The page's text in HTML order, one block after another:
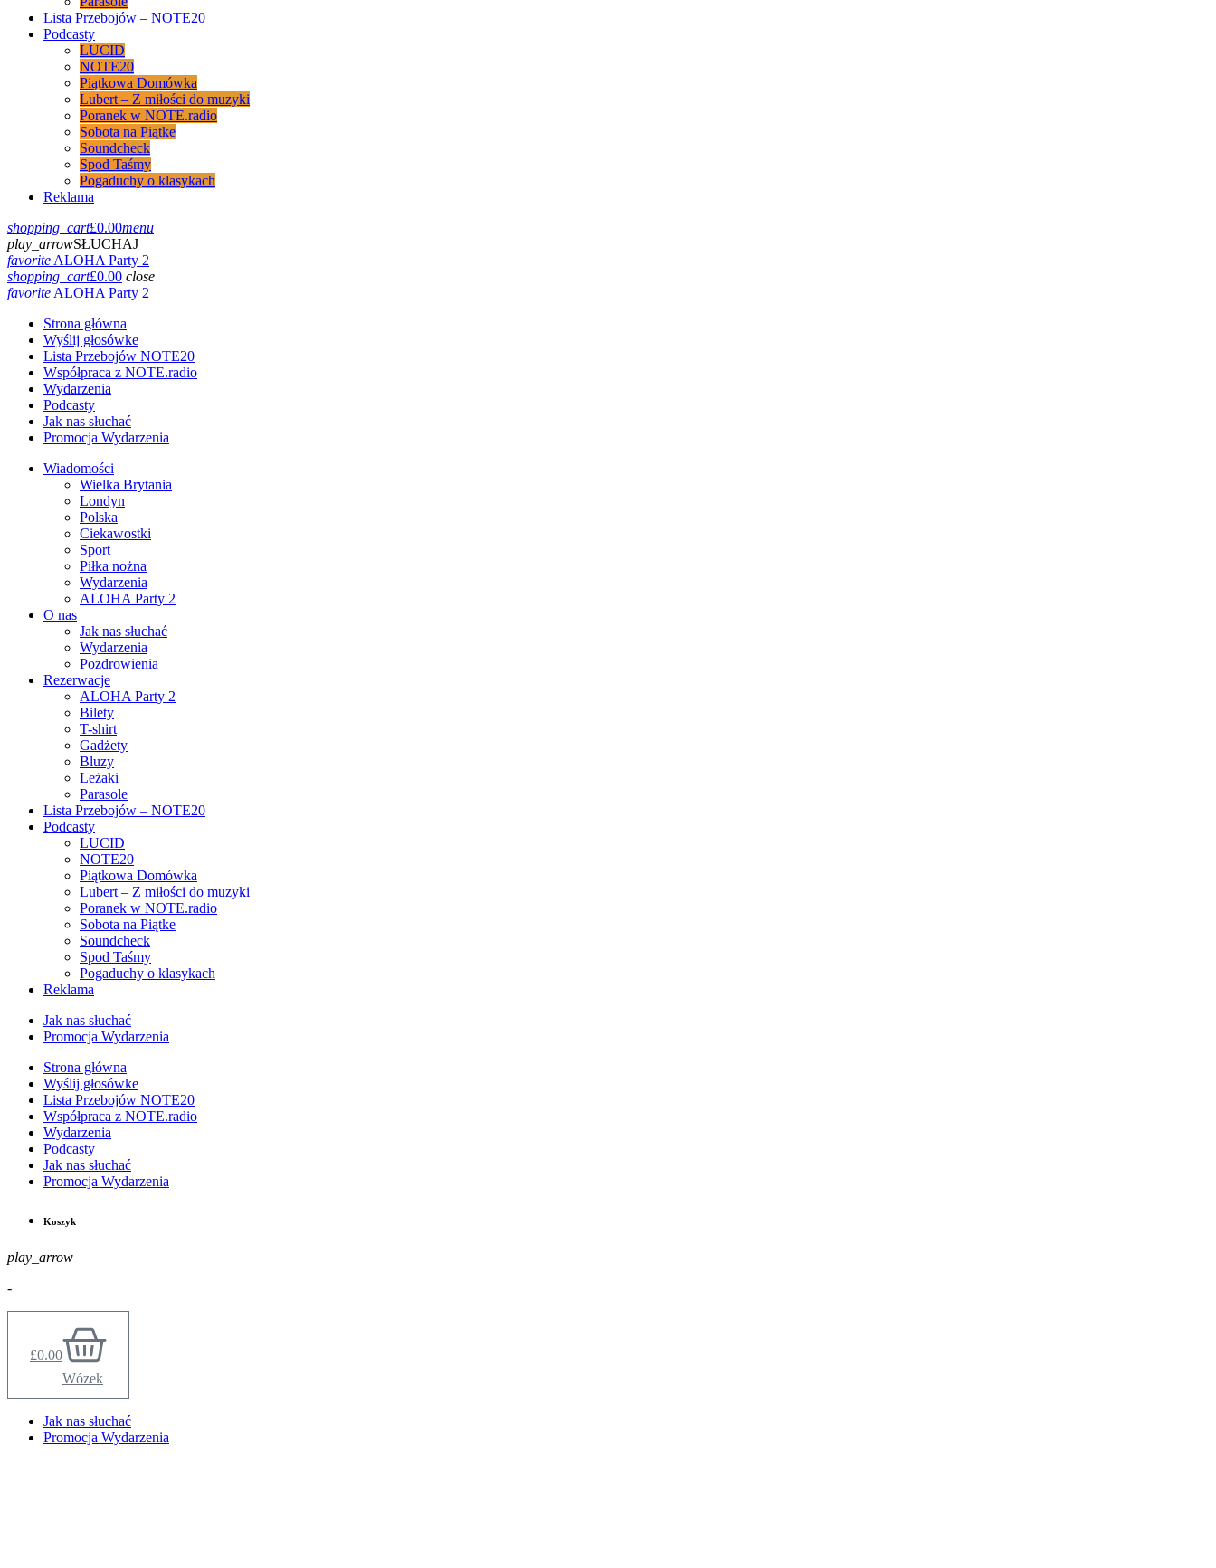
Lista Przebojów – NOTE20
Podcasty
LUCID
NOTE20
Piątkowa Domówka
Lubert – Z miłości do muzyki
Poranek w NOTE.radio
Sobota na Piątke
Soundcheck
Spod Taśmy
Pogaduchy o klasykach
Reklama
shopping_cart£0.00menu
play_arrowSŁUCHAJ
favoriteALOHA Party 2
shopping_cart£0.00 close
favoriteALOHA Party 2
Strona główna
Wyślij głosówke
Lista Przebojów NOTE20
Współpraca z NOTE.radio
Wydarzenia
Podcasty
Jak nas słuchać
Promocja Wydarzenia
Wiadomości
Wielka Brytania
Londyn
Polska
Ciekawostki
Sport
Piłka nożna
Wydarzenia
ALOHA Party 2
O nas
Jak nas słuchać
Wydarzenia
Pozdrowienia
Rezerwacje
ALOHA Party 2
Bilety
T-shirt
Gadżety
Bluzy
Leżaki
Parasole
Lista Przebojów – NOTE20
Podcasty
LUCID
NOTE20
Piątkowa Domówka
Lubert – Z miłości do muzyki
Poranek w NOTE.radio
Sobota na Piątke
Soundcheck
Spod Taśmy
Pogaduchy o klasykach
Reklama
Jak nas słuchać
Promocja Wydarzenia
Strona główna
Wyślij głosówke
Lista Przebojów NOTE20
Współpraca z NOTE.radio
Wydarzenia
Podcasty
Jak nas słuchać
Promocja Wydarzenia
Koszyk
play_arrow
-
£0.00
Wózek
Jak nas słuchać
Promocja Wydarzenia